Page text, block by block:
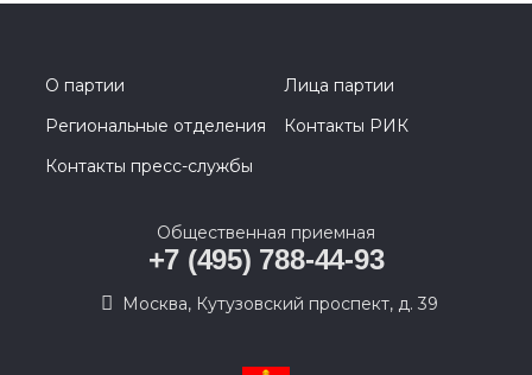
О партии
Лица партии
Региональные отделения
Контакты РИК
Контакты пресс-службы
Общественная приемная
+7 (495) 788-44-93
Москва, Кутузовский проспект, д. 39